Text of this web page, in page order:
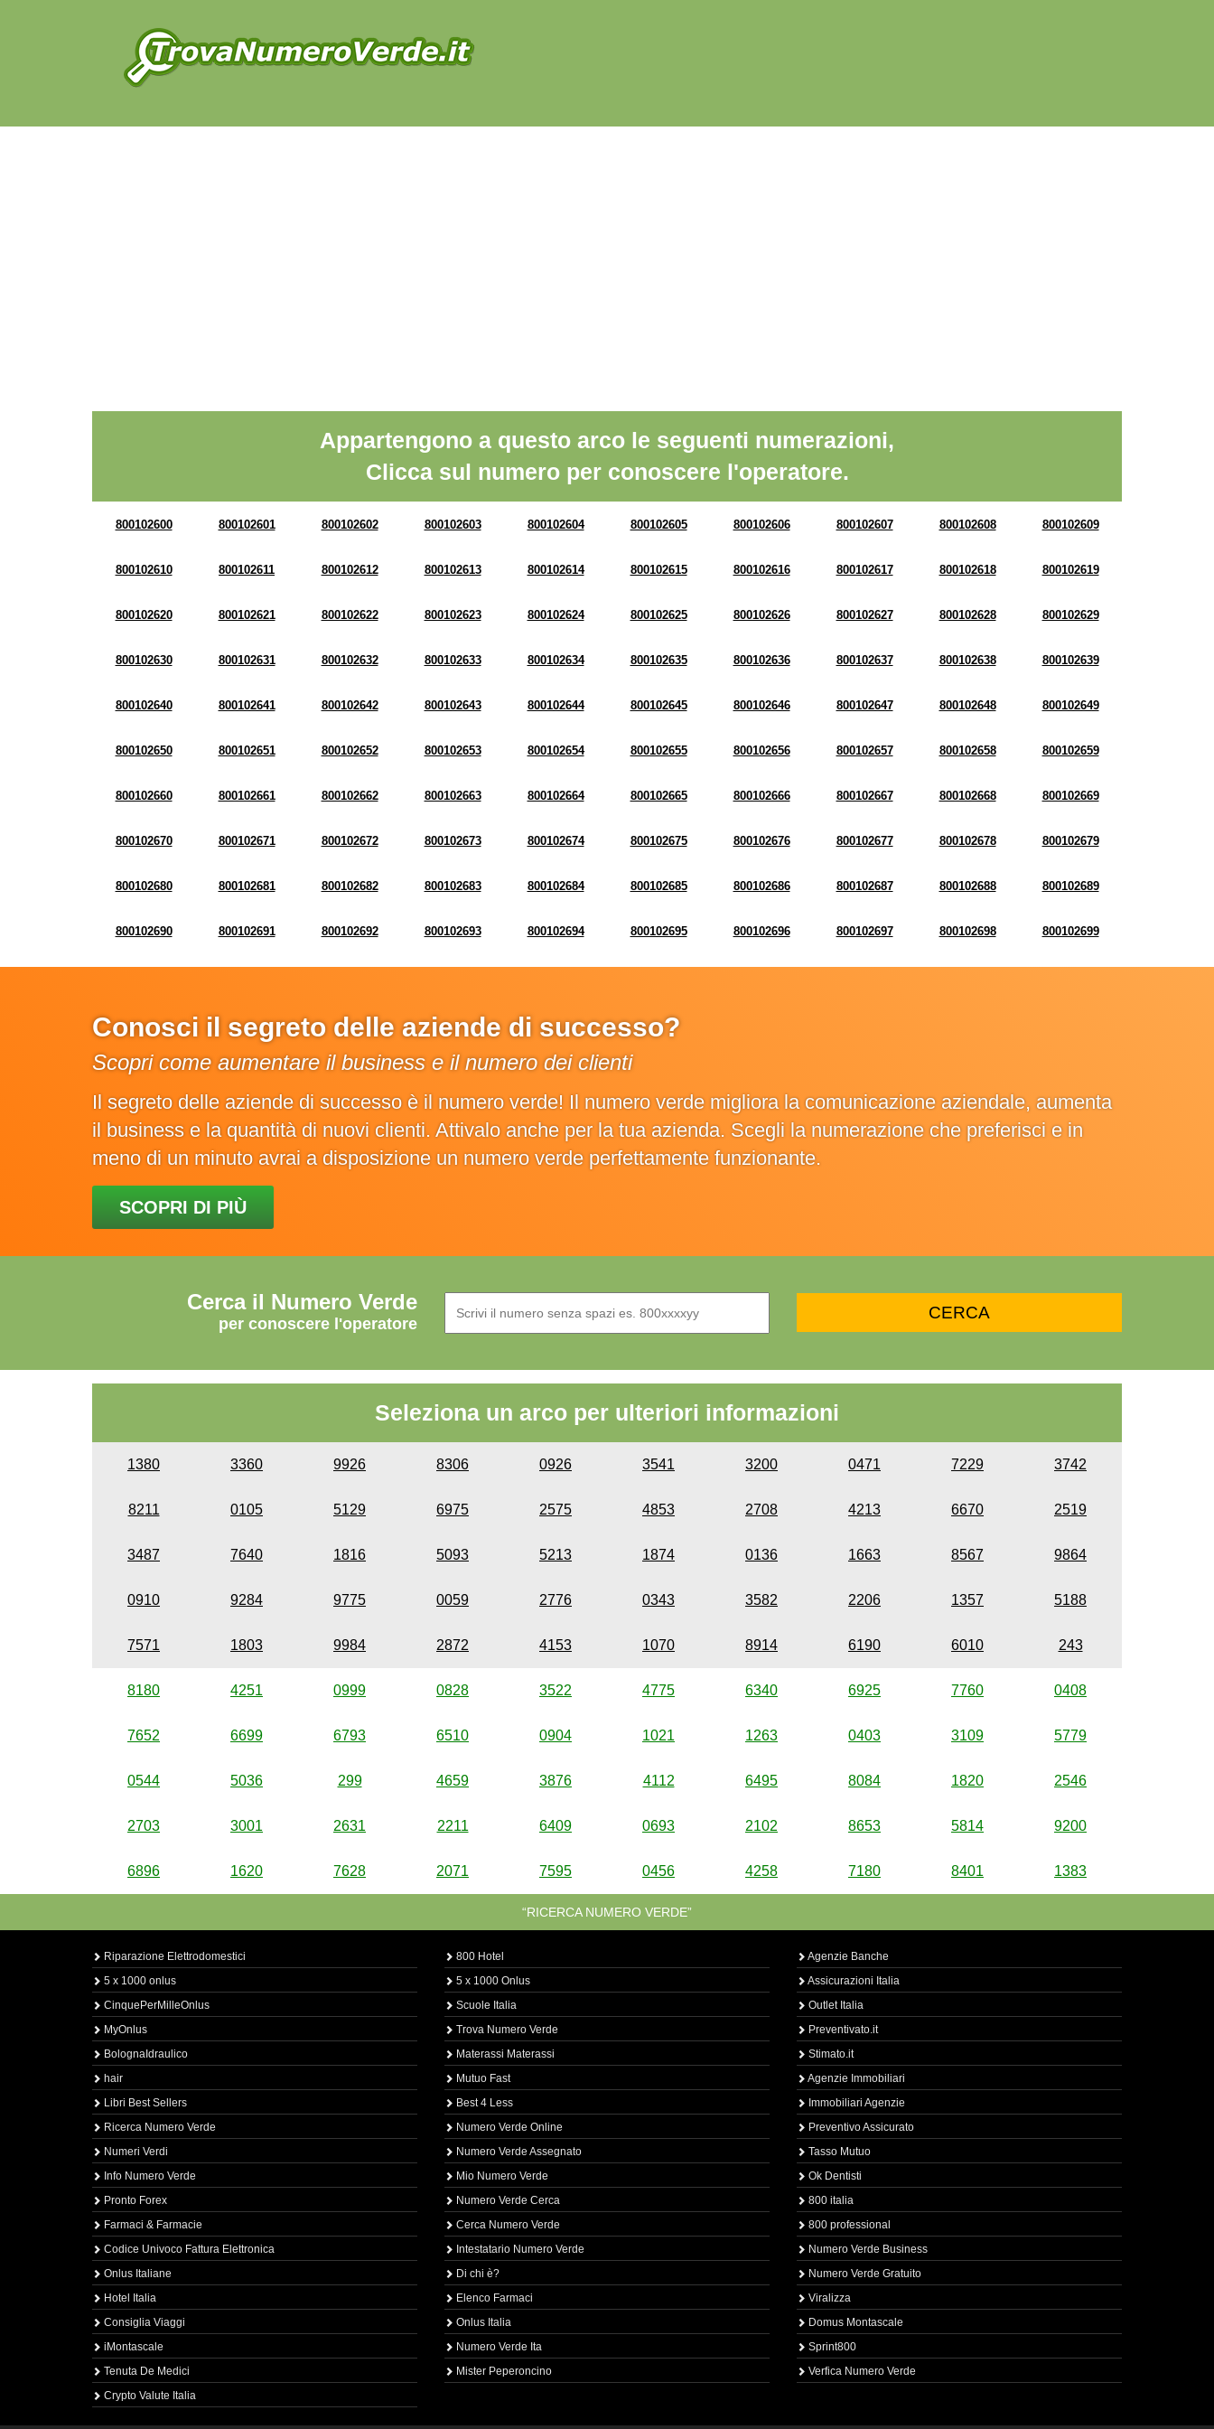
Appartengono a questo arco le seguenti numerazioni,
Clicca sul numero per conoscere l'operatore.
800102600 800102601 800102602 800102603 800102604 800102605 800102606 800102607 800102608 800102609
800102610 800102611 800102612 800102613 800102614 800102615 800102616 800102617 800102618 800102619
800102620 800102621 800102622 800102623 800102624 800102625 800102626 800102627 800102628 800102629
800102630 800102631 800102632 800102633 800102634 800102635 800102636 800102637 800102638 800102639
800102640 800102641 800102642 800102643 800102644 800102645 800102646 800102647 800102648 800102649
800102650 800102651 800102652 800102653 800102654 800102655 800102656 800102657 800102658 800102659
800102660 800102661 800102662 800102663 800102664 800102665 800102666 800102667 800102668 800102669
800102670 800102671 800102672 800102673 800102674 800102675 800102676 800102677 800102678 800102679
800102680 800102681 800102682 800102683 800102684 800102685 800102686 800102687 800102688 800102689
800102690 800102691 800102692 800102693 800102694 800102695 800102696 800102697 800102698 800102699
Conosci il segreto delle aziende di successo?
Scopri come aumentare il business e il numero dei clienti
Il segreto delle aziende di successo è il numero verde! Il numero verde migliora la comunicazione aziendale, aumenta
il business e la quantità di nuovi clienti. Attivalo anche per la tua azienda. Scegli la numerazione che preferisci e in
meno di un minuto avrai a disposizione un numero verde perfettamente funzionante.
SCOPRI DI PIÙ
Cerca il Numero Verde
per conoscere l'operatore
Seleziona un arco per ulteriori informazioni
1380 3360 9926 8306 0926 3541 3200 0471 7229 3742
8211 0105 5129 6975 2575 4853 2708 4213 6670 2519
3487 7640 1816 5093 5213 1874 0136 1663 8567 9864
0910 9284 9775 0059 2776 0343 3582 2206 1357 5188
7571 1803 9984 2872 4153 1070 8914 6190 6010 243
8180 4251 0999 0828 3522 4775 6340 6925 7760 0408
7652 6699 6793 6510 0904 1021 1263 0403 3109 5779
0544 5036 299 4659 3876 4112 6495 8084 1820 2546
2703 3001 2631 2211 6409 0693 2102 8653 5814 9200
6896 1620 7628 2071 7595 0456 4258 7180 8401 1383
“RICERCA NUMERO VERDE”
Riparazione Elettrodomestici
5 x 1000 onlus
CinquePerMilleOnlus
MyOnlus
BolognaIdraulico
hair
Libri Best Sellers
Ricerca Numero Verde
Numeri Verdi
Info Numero Verde
Pronto Forex
Farmaci & Farmacie
Codice Univoco Fattura Elettronica
Onlus Italiane
Hotel Italia
Consiglia Viaggi
iMontascale
Tenuta De Medici
Crypto Valute Italia
800 Hotel
5 x 1000 Onlus
Scuole Italia
Trova Numero Verde
Materassi Materassi
Mutuo Fast
Best 4 Less
Numero Verde Online
Numero Verde Assegnato
Mio Numero Verde
Numero Verde Cerca
Cerca Numero Verde
Intestatario Numero Verde
Di chi è?
Elenco Farmaci
Onlus Italia
Numero Verde Ita
Mister Peperoncino
Agenzie Banche
Assicurazioni Italia
Outlet Italia
Preventivato.it
Stimato.it
Agenzie Immobiliari
Immobiliari Agenzie
Preventivo Assicurato
Tasso Mutuo
Ok Dentisti
800 italia
800 professional
Numero Verde Business
Numero Verde Gratuito
Viralizza
Domus Montascale
Sprint800
Verfica Numero Verde